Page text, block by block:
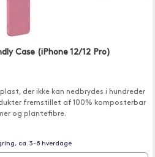
Case (iPhone 12/12 Pro)
der ikke kan nedbrydes i hundreder
fremstillet af 100% komposterbar
og plantefibre.
ca. 3-8 hverdage